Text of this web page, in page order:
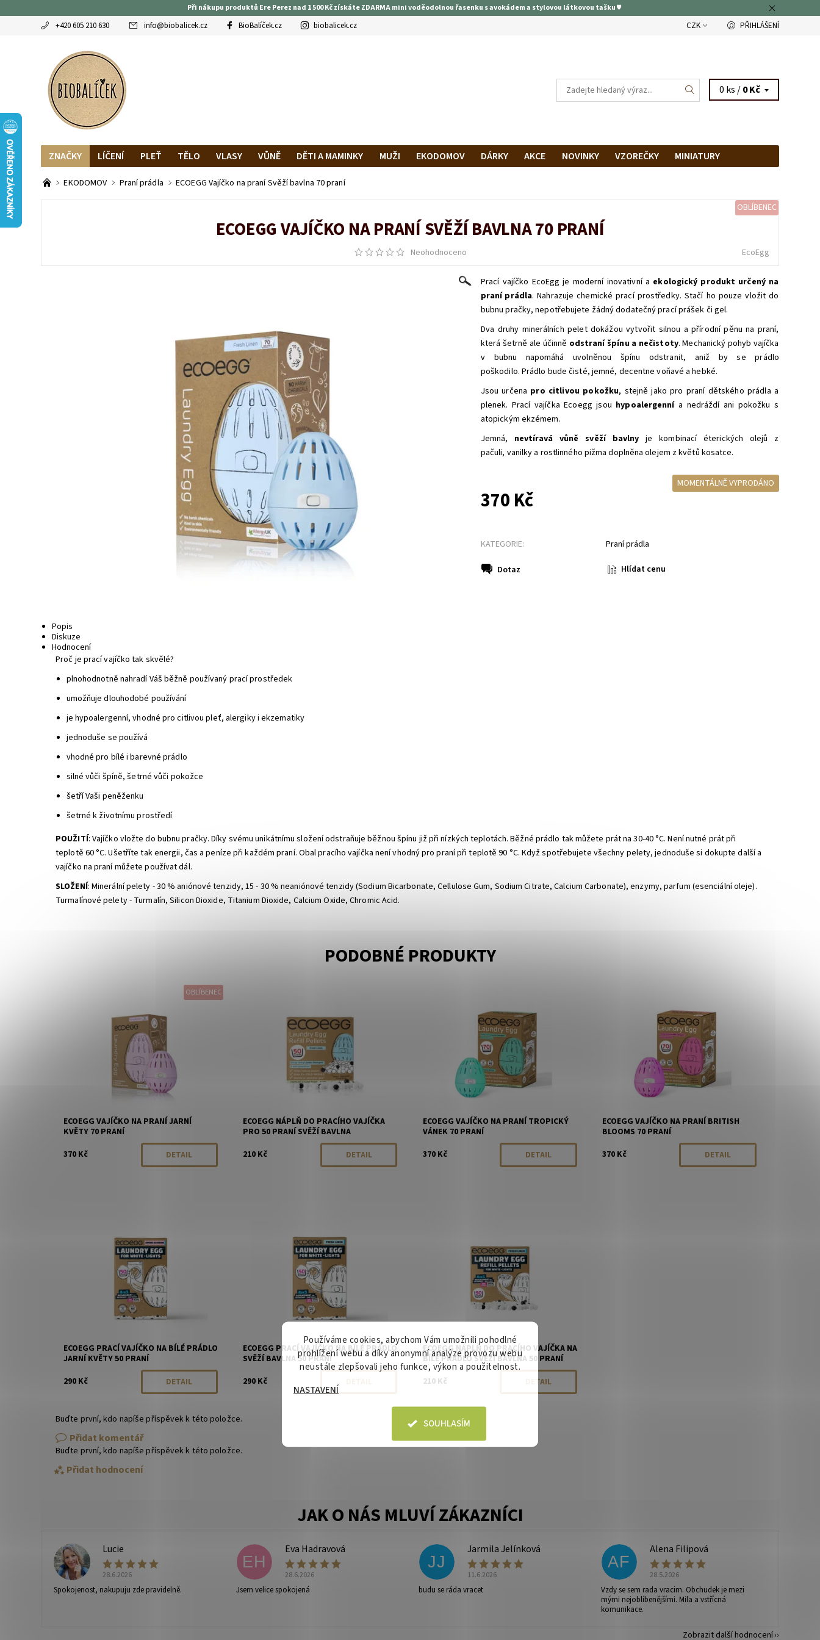
Při nákupu produktů Ere Perez nad 1 500 Kč získáte ZDARMA mini voděodolnou řasenku s avokádem a stylovou látkovou tašku ♥
+420 605 210 630 info@biobalicek.cz BioBalíček.cz biobalicek.cz CZK PŘIHLÁŠENÍ
0 ks /0 Kč
ZNAČKY LÍČENÍ PLEŤ TĚLO VLASY VŮNĚ DĚTI A MAMINKY MUŽI EKODOMOV DÁRKY AKCE NOVINKY VZOREČKY
MINIATURY
OBLÍBENCI
MAGAZÍN RECENZE BLOGEREK DOPRAVA A PLATBA
EKODOMOV Praní prádla ECOEGG Vajíčko na praní Svěží bavlna 70 praní
OBLÍBENEC
ECOEGG VAJÍČKO NA PRANÍ SVĚŽÍ BAVLNA 70 PRANÍ
Neohodnoceno EcoEgg
Prací vajíčko EcoEgg je moderní inovativní a ekologický produkt určený na
praní prádla. Nahrazuje chemické prací prostředky. Stačí ho pouze vložit do
bubnu pračky, nepotřebujete žádný dodatečný prací prášek či gel.
Dva druhy minerálních pelet dokážou vytvořit silnou a přírodní pěnu na praní,
která šetrně ale účinně odstraní špínu a nečistoty. Mechanický pohyb vajíčka
v bubnu napomáhá uvolněnou špínu odstranit, aniž by se prádlo
poškodilo. Prádlo bude čisté, jemné, decentne voňavé a hebké.
Jsou určena pro citlivou pokožku, stejně jako pro praní dětského prádla a
plenek. Prací vajíčka Ecoegg jsou hypoalergennía nedráždí ani pokožku s
atopickým ekzémem.
Jemná, nevtíravá vůně svěží bavlny je kombinací éterických olejů z
pačuli, vanilky a rostlinného pižma doplněna olejem z květů kosatce.
MOMENTÁLNĚ VYPRODÁNO
370 Kč
KATEGORIE: Praní prádla
Dotaz Hlídat cenu
Popis
Diskuze
Hodnocení
Proč je prací vajíčko tak skvělé?
plnohodnotně nahradí Váš běžně používaný prací prostředek
umožňuje dlouhodobé používání
je hypoalergenní, vhodné pro citlivou pleť, alergiky i ekzematiky
jednoduše se používá
vhodné pro bílé i barevné prádlo
silné vůči špíně, šetrné vůči pokožce
šetří Vaši peněženku
šetrné k životnímu prostředí
POUŽITÍ: Vajíčko vložte do bubnu pračky. Díky svému unikátnímu složení odstraňuje běžnou špínu již při nízkých teplotách. Běžné prádlo tak můžete prát na 30-40 °C. Není nutné prát při
teplotě 60 °C. Ušetříte tak energii, čas a peníze při každém praní. Obal pracího vajíčka není vhodný pro praní při teplotě 90 °C. Když spotřebujete všechny pelety, jednoduše si dokupte další a
vajíčko na praní můžete používat dál.
SLOŽENÍ: Minerální pelety - 30 % aniónové tenzidy, 15 - 30 % neaniónové tenzidy (Sodium Bicarbonate, Cellulose Gum, Sodium Citrate, Calcium Carbonate),enzymy, parfum (esenciální oleje).
Turmalínové pelety - Turmalín, Silicon Dioxide, Titanium Dioxide, Calcium Oxide, Chromic Acid.
PODOBNÉ PRODUKTY
OBLÍBENEC
Momentálně vyprodáno
ECOEGG VAJÍČKO NA PRANÍ JARNÍ
KVĚTY 70 PRANÍ
370 Kč
DETAIL
ECOEGG NÁPLŇ DO PRACÍHO VAJÍČKA
PRO 50 PRANÍ SVĚŽÍ BAVLNA
210 Kč
DETAIL
EcoEgg
ECOEGG VAJÍČKO NA PRANÍ TROPICKÝ
VÁNEK 70 PRANÍ
370 Kč
DETAIL
EcoEgg
ECOEGG VAJÍČKO NA PRANÍ BRITISH
BLOOMS 70 PRANÍ
370 Kč
DETAIL
EcoEgg
ECOEGG PRACÍ VAJÍČKO NA BÍLÉ PRÁDLO
JARNÍ KVĚTY 50 PRANÍ
290 Kč
DETAIL
EcoEgg
ECOEGG PRACÍ VAJÍČKO NA BÍLÉ PRÁDLO
SVĚŽÍ BAVLNA 50 PRANÍ
290 Kč
ECOEGG NÁPLŇ DO PRACÍHO VAJÍČKA NA
BÍLÉ PRÁDLO SVĚŽÍ BAVLNA 50 PRANÍ
210 Kč
DETAIL
Buďte první, kdo napíše příspěvek k této položce.
Přidat komentář
Buďte první, kdo napíše příspěvek k této položce.
Přidat hodnocení
L
Lucie
28.6.2026
Spokojenost, nakupuju zde pravidelně.
EH
Eva Hadravová
28.6.2026
Jsem velice spokojená
JJ
Jarmila Jelínková
11.6.2026
budu se ráda vracet
AF
Alena Filipová
28.5.2026
Vzdy se sem rada vracim. Obchudek je mezi
mými nejoblíbenějšími. Mila a vstřícná
komunikace.
Zobrazit další hodnocení
Používáme cookies, abychom Vám umožnili pohodlné
prohlížení webu a díky anonymní analýze provozu webu
neustále zlepšovali jeho funkce, výkon a použitelnost.
NASTAVENÍ
SOUHLASÍM